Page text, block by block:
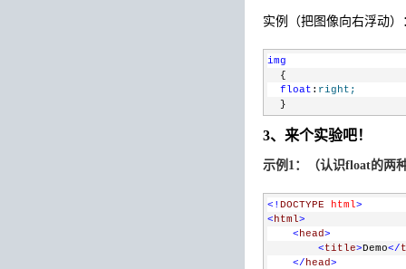
实例（把图像向右浮动）
img
  {
float : right;
  }
3、来个实验吧！
示例1：（认识float的两
<! DOCTYPE html>
< html>
< head>
<title>Demo</
</ head>